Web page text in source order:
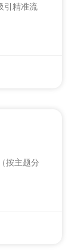
引精准流
按主题分